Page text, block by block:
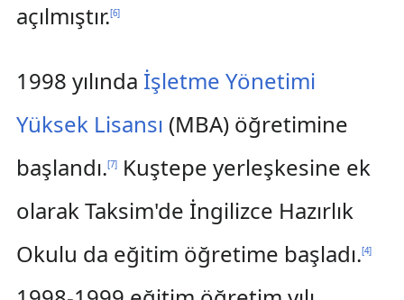
açılmıştır.[6]
1998 yılında İşletme Yönetimi
Yüksek Lisansı (MBA) öğretimine
başlandı.[7]Kuştepe yerleşkesine ek
olarak Taksim'de İngilizce Hazırlık
Okulu da eğitim öğretime başladı.[4]